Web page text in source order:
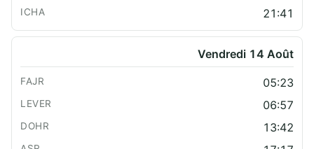
21:41
Vendredi 14 Août
05:23
06:57
13:42